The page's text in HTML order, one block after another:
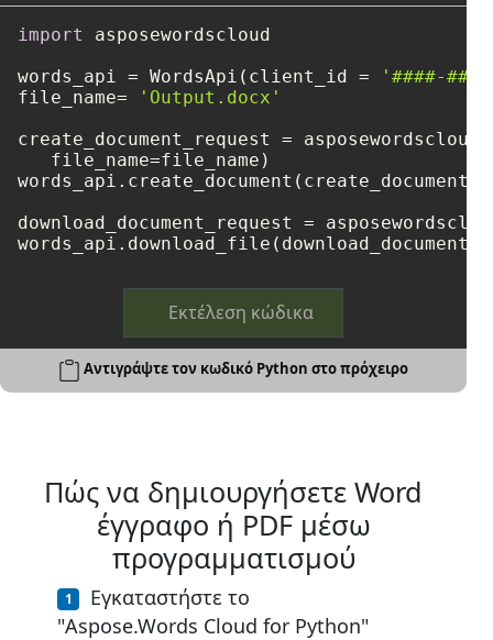
import
asposewordscloud
words_api = WordsApi(client_id =
'####-
file_name=
'Output.docx'
create_document_request =
   file_name=file_name)
download_document_request =
Εκτέλεση κώδικα
Αντιγράψτε τον κωδικό Python στο πρόχειρο
Πώς να δημιουργήσετε Word
έγγραφο ή PDF μέσω
προγραμματισμού
Εγκαταστήστε το
"Aspose.Words Cloud for Python"